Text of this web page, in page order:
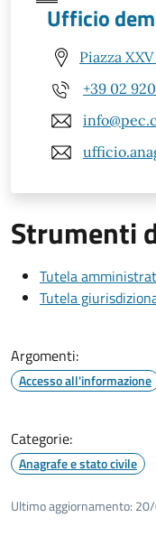
Ufficio
Piazza
+39 02
Strumenti
Tutela
Tutela
Argomenti:
Accesso all'informazione
Categorie:
Anagrafe e stato civile
Ultimo aggiornamento: